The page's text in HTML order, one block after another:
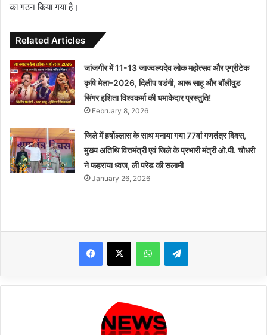
का गठन किया गया है।
Related Articles
जांजगीर में 11-13 जाज्वल्यदेव लोक महोत्सव और एग्रीटेक
कृषि मेला–2026, दिलीप षडंगी, आरू साहू और बॉलीवुड
सिंगर इशिता विश्वकर्मा की धमाकेदार प्रस्तुति!
February 8, 2026
जिले में हर्षोल्लास के साथ मनाया गया 77वां गणतंत्र दिवस,
मुख्य अतिथि वित्तमंत्री एवं जिले के प्रभारी मंत्री ओ.पी. चौधरी
ने फहराया ध्वज, ली परेड की सलामी
January 26, 2026
WhatsAppTelegram